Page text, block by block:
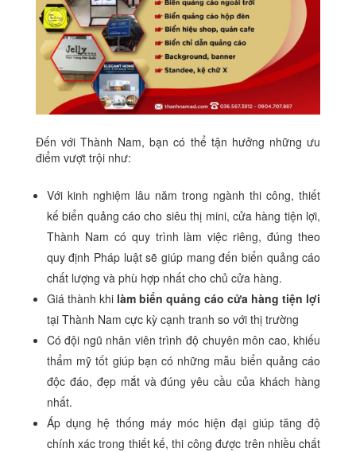
Đến với Thành Nam, bạn có thể tận hưởng những ưu
điểm vượt trội như:
Với kinh nghiệm lâu năm trong ngành thi công, thiết
kế biển quảng cáo cho siêu thị mini, cửa hàng tiện lợi,
Thành Nam có quy trình làm việc riêng, đúng theo
quy định Pháp luật sẽ giúp mang đến biển quảng cáo
chất lượng và phù hợp nhất cho chủ cửa hàng.
Giá thành khi làm biển quảng cáo cửa hàng tiện lợi
tại Thành Nam cực kỳ cạnh tranh so với thị trường
Có đội ngũ nhân viên trình độ chuyên môn cao, khiếu
thẩm mỹ tốt giúp bạn có những mẫu biển quảng cáo
độc đáo, đẹp mắt và đúng yêu cầu của khách hàng
nhất.
Áp dụng hệ thống máy móc hiện đại giúp tăng độ
chính xác trong thiết kế, thi công được trên nhiều chất